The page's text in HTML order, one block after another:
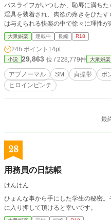
パスライフがいつしか、恥辱に満ち
淫具を装着され、肉欲の疼きをひた
は与えられる快楽の中で徐々に理性
沙の心と肉体。精神崩壊の後に待つものとは。 この作品は、
掲載したものを再掲載したもです。
大衆娯楽 連載中 長編 R18
24h.ポイント 14pt
小説 29,863 位 / 228,779件 大衆娯楽
アブノーマル SM 貞操帯 ボ
ヒロインピンチ
最
28
用務員の日誌帳
けんけん
ひょんな事から手にした学生の秘密。それを
に入り押して頂けると幸いです。